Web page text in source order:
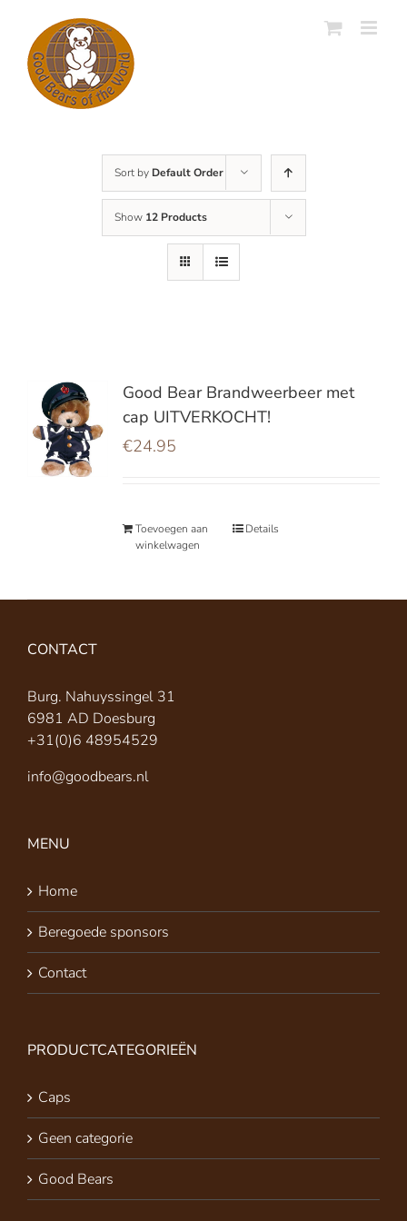
content
Sort by Default Order
Show 12 Products
Good Bear Brandweerbeer met
cap UITVERKOCHT!
€24.95
Toevoegen aan
winkelwagen
Details
CONTACT
Burg. Nahuyssingel 31
6981 AD Doesburg
+31(0)6 48954529
info@goodbears.nl
MENU
Home
Beregoede sponsors
Contact
PRODUCTCATEGORIEËN
Caps
Geen categorie
Good Bears